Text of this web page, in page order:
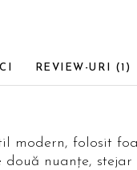
REVIEW-URI (1)
modern, folosit
nuanțe,